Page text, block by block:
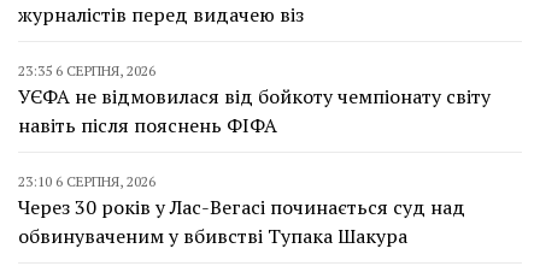
журналістів перед видачею віз
23:35 6 СЕРПНЯ, 2026
УЄФА не відмовилася від бойкоту чемпіонату світу
навіть після пояснень ФІФА
23:10 6 СЕРПНЯ, 2026
Через 30 років у Лас-Вегасі починається суд над
обвинуваченим у вбивстві Тупака Шакура